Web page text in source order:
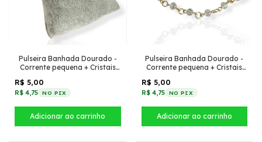
Pulseira Banhada Dourado -
Corrente pequena + Cristais
R$ 5,00
R$ 4,75 NO PIX
Pulseira Banhada Dourado -
Corrente pequena + Cristais
R$ 5,00
R$ 4,75 NO PIX